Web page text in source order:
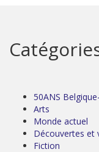
50ANS
Arts
Monde actuel
Découvertes et
Fiction